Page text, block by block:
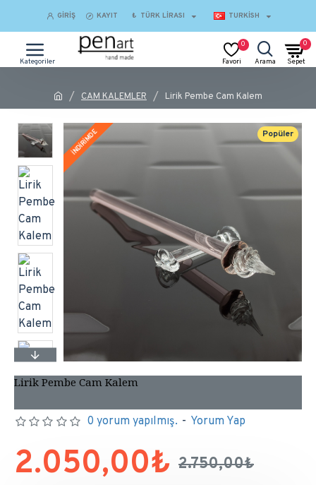
GIRIŞ KAYIT ₺ TÜRK LIRASI TURKISH
0 0
CAM KALEMLER Lirik Pembe Cam Kalem
Popüler
İNDİRİMDE
Lirik Pembe Cam Kalem
0 yorum yapılmış. - Yorum Yap
2.050,00₺ 2.750,00₺